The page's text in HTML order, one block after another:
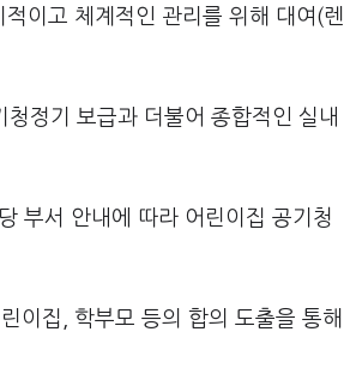
이고 체계적인 관리를 위해 대여(렌
정기 보급과 더불어 종합적인 실내
부서 안내에 따라 어린이집 공기청
이집, 학부모 등의 합의 도출을 통해